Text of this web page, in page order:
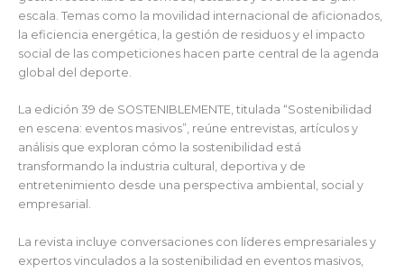
escala. Temas como la movilidad internacional de aficionados,
la eficiencia energética, la gestión de residuos y el impacto
social de las competiciones hacen parte central de la agenda
global del deporte.
La edición 39 de SOSTENIBLEMENTE, titulada “Sostenibilidad
en escena: eventos masivos”, reúne entrevistas, artículos y
análisis que exploran cómo la sostenibilidad está
transformando la industria cultural, deportiva y de
entretenimiento desde una perspectiva ambiental, social y
empresarial.
La revista incluye conversaciones con líderes empresariales y
expertos vinculados a la sostenibilidad en eventos masivos,